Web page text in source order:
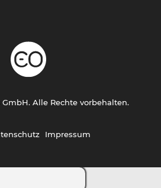
Impressum
Alle Rechte vorbehalten.